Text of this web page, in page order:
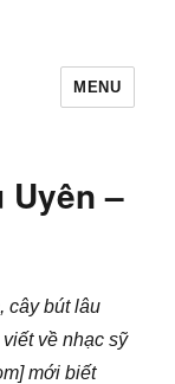
MENU
Uyên –
cây bút lâu
về nhạc sỹ
mới biết